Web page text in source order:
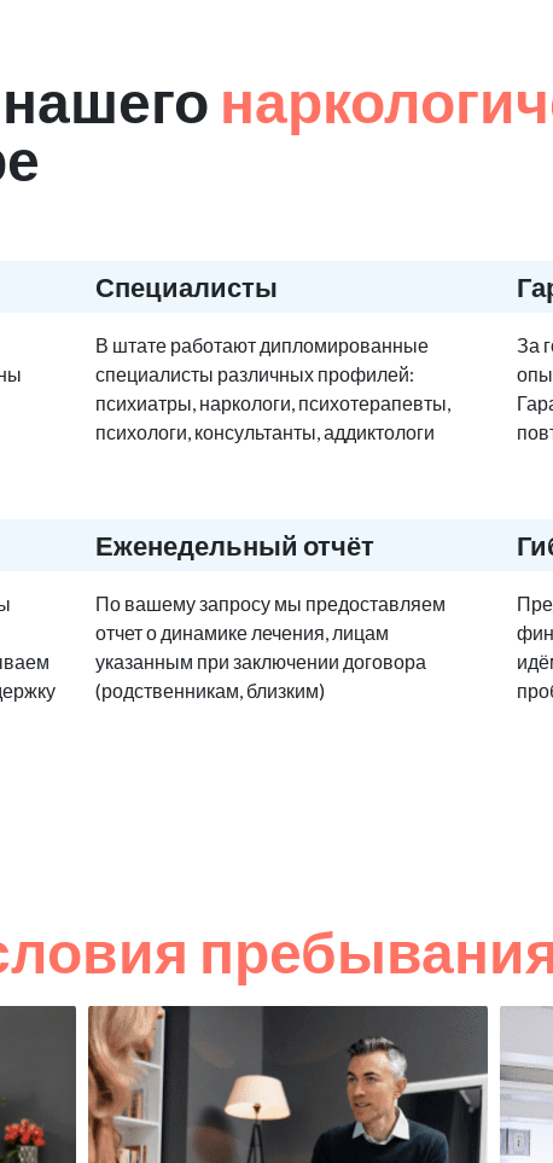
Специалисты
В штате работают дипломированные
специалисты различных профилей:
психиатры, наркологи, психотерапевты,
психологи, консультанты, аддиктологи
За
Еженедельный отчёт
По вашему запросу мы предоставляем
отчет о динамике лечения, лицам
указанным при заключении договора
(родственникам, близким)